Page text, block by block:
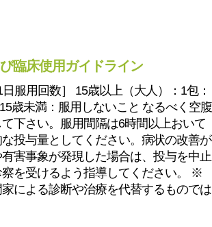
臨床使用ガイドライン
日服用回数］ 15歳以上（大人）：1包：
歳未満：服用しないこと なるべく空腹
下さい。服用間隔は6時間以上おいて
投与量としてください。病状の改善が
害事象が発現した場合は、投与を中止
察を受けるよう指導してください。 ※
による診断や治療を代替するものでは